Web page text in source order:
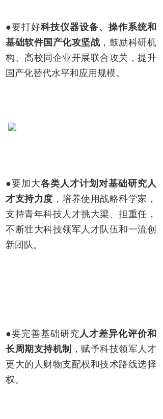
●要打好科技仪器设备、操作系统和
基础软件国产化攻坚战 ，鼓励科研机
构、高校同企业开展联合攻关，提升
国产化替代水平和应用规模。
●要加大各类人才计划对基础研究人
才支持力度 ，培养使用战略科学家，
支持青年科技人才挑大梁、担重任，
不断壮大科技领军人才队伍和一流创
新团队。
●要完善基础研究 人才差异化评价和
长周期支持机制
，赋予科技领军人才
更大的人财物支配权和技术路线选择
权。